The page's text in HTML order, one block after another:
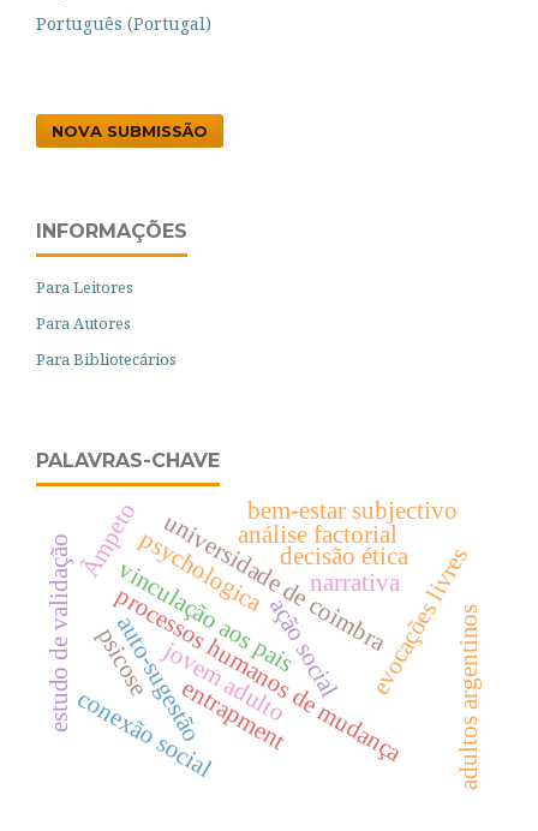
Português (Portugal)
NOVA SUBMISSÃO
INFORMAÇÕES
Para Leitores
Para Autores
Para Bibliotecários
PALAVRAS-CHAVE
auto-sugestão ação social
universidade de coimbra
psychologicaanálise factorial
narrativa
processos humanos de mudança
entrapment
evocações livres
jovem adulto
conexão social adultos argentinos
estudo de validação vinculação aos pais
psicose
bem-estar subjectivo
Ãmpeto decisão ética